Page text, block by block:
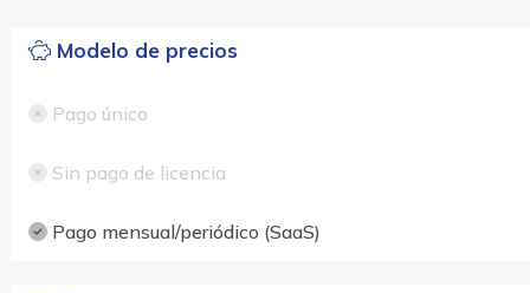
Modelo de precios
Pago único
Sin pago de licencia
Pago mensual/periódico (SaaS)